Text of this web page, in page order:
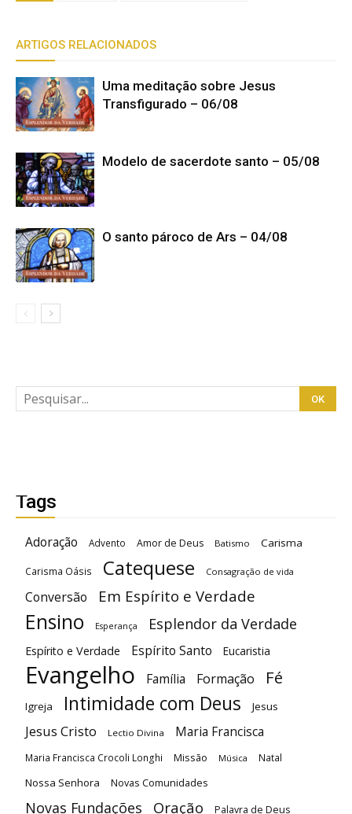
ARTIGOS RELACIONADOS
Uma meditação sobre Jesus
Transfigurado – 06/08
Modelo de sacerdote santo – 05/08
O santo pároco de Ars – 04/08
Tags
Adoração Advento Amor de Deus Batismo Carisma
Carisma Oásis Catequese Consagração de vida
Conversão Em Espírito e Verdade
Ensino Esperança Esplendor da Verdade
Espírito e Verdade Espírito Santo Eucaristia
Evangelho Família Formação Fé
Igreja Intimidade com Deus Jesus
Jesus Cristo Lectio Divina Maria Francisca
Maria Francisca Crocoli Longhi Missão Música Natal
Nossa Senhora Novas Comunidades
Novas Fundações Oração Palavra de Deus